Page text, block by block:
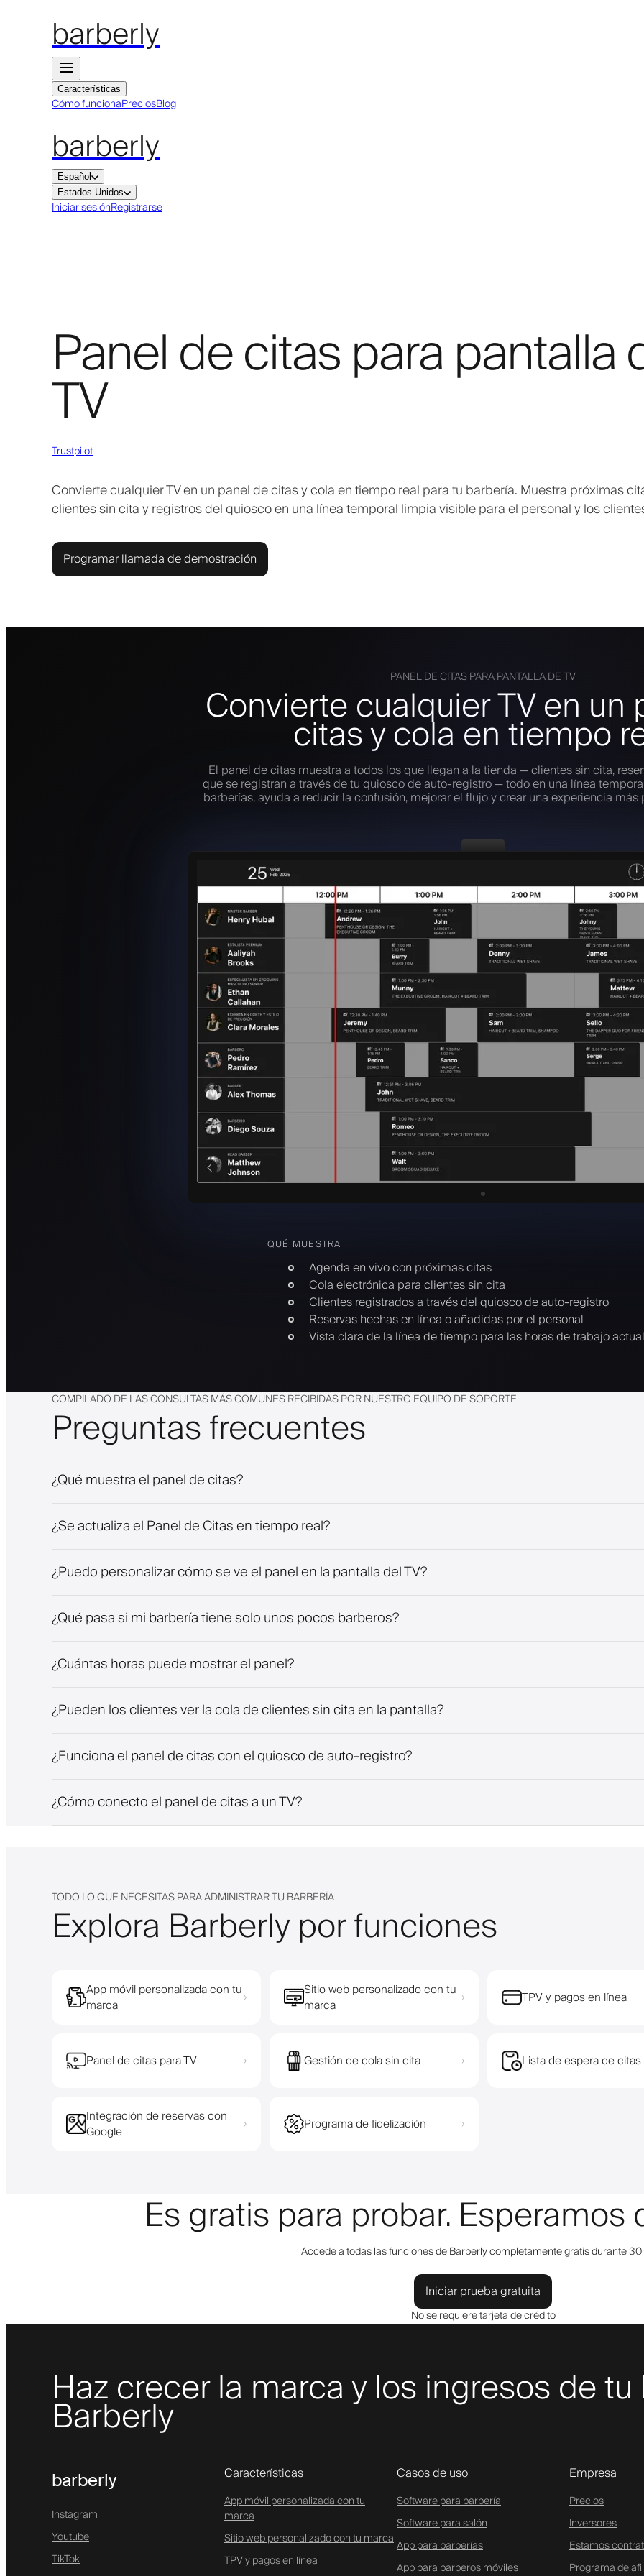
barberly
Características
Cómo funcionaPreciosBlog
barberly
Español
Estados Unidos
Iniciar sesiónRegistrarse
Panel de citas para pantalla
TV
Trustpilot
Convierte cualquier TV en un panel de citas y cola en tiempo real para tu barbería. Muestra próximas
clientes sin cita y registros del quiosco en una línea temporal limpia visible para el personal y los
Programar llamada de demostración
PANEL DE CITAS PARA PANTALLA DE TV
Convierte cualquier TV en un
citas y cola en tiempo
El panel de citas muestra a todos los que llegan a la tienda — clientes sin cita,
que se registran a través de tu quiosco de auto-registro — todo en una línea
barberías, ayuda a reducir la confusión, mejorar el flujo y crear una experiencia
QUÉ MUESTRA
Agenda en vivo con próximas citas
Cola electrónica para clientes sin cita
Clientes registrados a través del quiosco de auto-registro
Reservas hechas en línea o añadidas por el personal
Vista clara de la línea de tiempo para las horas de trabajo
COMPILADO DE LAS CONSULTAS MÁS COMUNES RECIBIDAS POR NUESTRO EQUIPO DE SOPORTE
Preguntas frecuentes
¿Qué muestra el panel de citas?
¿Se actualiza el Panel de Citas en tiempo real?
¿Puedo personalizar cómo se ve el panel en la pantalla del TV?
¿Qué pasa si mi barbería tiene solo unos pocos barberos?
¿Cuántas horas puede mostrar el panel?
¿Pueden los clientes ver la cola de clientes sin cita en la pantalla?
¿Funciona el panel de citas con el quiosco de auto-registro?
¿Cómo conecto el panel de citas a un TV?
TODO LO QUE NECESITAS PARA ADMINISTRAR TU BARBERÍA
Explora Barberly por funciones
App móvil personalizada con tu
marca
›
Sitio web personalizado con tu
marca
› TPV y pagos en línea
Panel de citas para TV › Gestión de cola sin cita › Lista de espera de citas
Integración de reservas con
Google
› Programa de fidelización ›
Es gratis para probar. Esperamos
Accede a todas las funciones de Barberly completamente gratis durante 30
Iniciar prueba gratuita
No se requiere tarjeta de crédito
Haz crecer la marca y los ingresos de
Barberly
barberly
Instagram
Youtube
TikTok
Características
App móvil personalizada con tu
marca
Sitio web personalizado con tu marca
TPV y pagos en línea
Casos de uso
Software para barbería
Software para salón
App para barberías
App para barberos móviles
Empresa
Precios
Inversores
Estamos
Programa de